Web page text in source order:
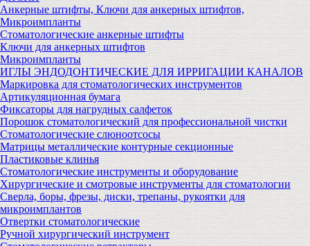
Анкерные штифты, Ключи для анкерных штифтов,
Микроимпланты
Стоматологические анкерные штифты
Ключи для анкерных штифтов
Микроимпланты
ИГЛЫ ЭНДОДОНТИЧЕСКИЕ ДЛЯ ИРРИГАЦИИ КАНАЛОВ
Маркировка для стоматологических инструментов
Артикуляционная бумага
Фиксаторы для нагрудных салфеток
Порошок стоматологический для профессиональной чистки
Стоматологические слюноотсосы
Матрицы металлические контурные секционные
Пластиковые клинья
Стоматологические инструменты и оборудование
Хирургические и смотровые инструменты для стоматологии
Сверла, боры, фрезы, диски, трепаны, рукоятки для
микроимплантов
Отвертки стоматологические
Ручной хирургический инструмент